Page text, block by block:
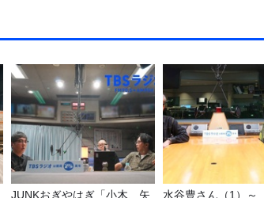
JUNKおぎやはぎ「小木、矢 水谷豊さん（1）～